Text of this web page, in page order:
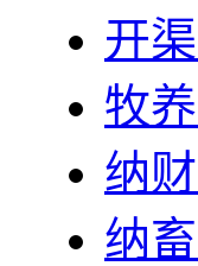
开
牧
纳
纳